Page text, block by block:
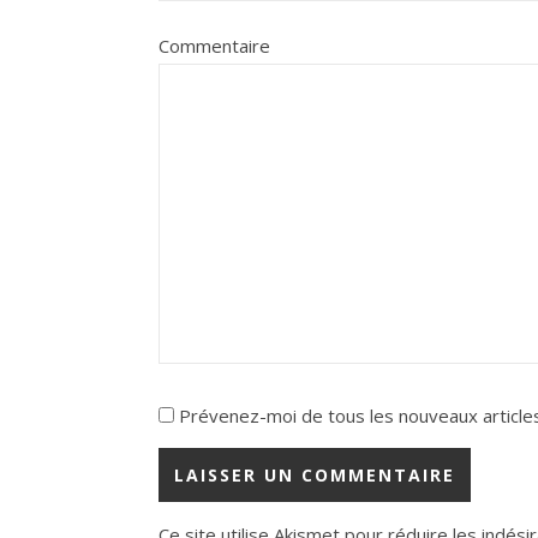
Commentaire
Prévenez-moi de tous les nouveaux